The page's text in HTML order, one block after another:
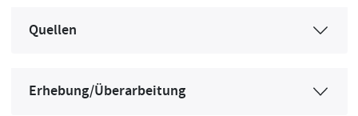
Quellen
Erhebung/Überarbeitung